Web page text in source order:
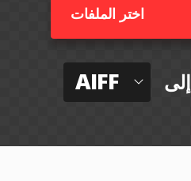
اختر الملفات
AIFF إلى